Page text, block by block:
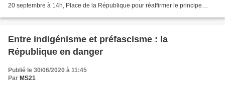
20 septembre à 14h, Place de la République pour réaffirmer le principe
Entre indigénisme et préfascisme : la
République en danger
Publié le 30/06/2020 à 11:45
Par MS21